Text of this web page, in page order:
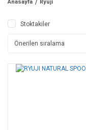
Anasayfa Ryuji
Stoktakiler